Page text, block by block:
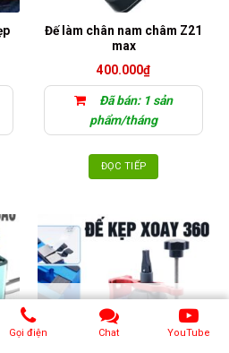
Đế làm chân nam châm Z21
max
400.000₫
Đã bán: 1 sản
phẩm/tháng
ĐỌC TIẾP
HẾT HÀNG
Gọi điện Chat YouTube